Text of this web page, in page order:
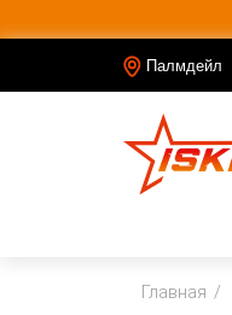
Палмдейл
Главная